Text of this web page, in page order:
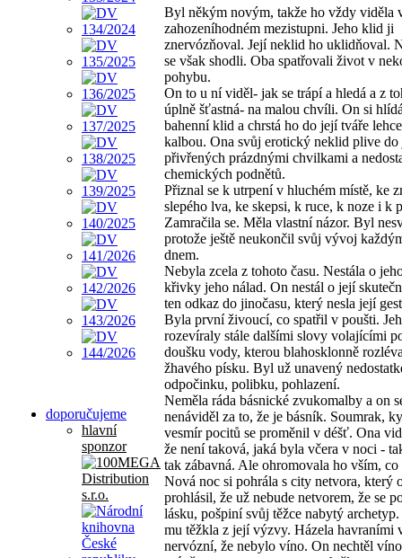
doporučujeme
hlavní
sponzor
Byl někým novým, takže ho vždy viděla
zahozeníhodném mezistupni. Jeho klid ji
znervózňoval. Její neklid ho uklidňoval.
se však shodli. Oba spatřovali život v
pohybu.
On to u ní viděl- jak se trápí a hledá a z
úplně šťastná- na malou chvíli. On si
bahenní klid a chrstá ho do její tváře
kalbou. Ona svůj erotický neklid plive do
přivřených prázdnými chvilkami a
chemických podnětů.
Přiznal se k utrpení v hluchém místě, ke
slepého lva, ke skepsi, k ruce, k noze i k
Zamračila se. Měla vlastní názor. Byl
protože ještě neukončil svůj vývoj
dnem.
Nebyla zcela z tohoto času. Nestála o
křivky jeho nálad. On nestál o její
ten odkaz do jinočasu, který nesla její
Byla první živoucí, co spatřil v poušti.
rozevíraly stále dalšími slovy volajícími
doušku vody, kterou blahosklonně
žhavého písku. Byl už unavený
odpočinku, polibku, pohlazení.
Neměla ráda básnické zvukomalby a on
nenáviděl za to, že je básník. Soumrak,
vesmír pocitů se proměnil v déšť. Ona
že není taková, jaká byla včera v noci -
tak zábavná. Ale ohromovala ho vším, co
Nová noc si pohrála s city netvora, který
prohlásil, že už nebude netvorem, že se
lásku, pošpiní svůj těžce nabytý
mu těžkla z její výzvy. Házela havraními
nervózní, že nebylo víno. On nechtěl